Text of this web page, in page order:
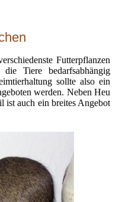
Futterpflanzen
Tiere bedarfsabhängig
sollte also ein
werden. Neben Heu
ist auch ein breites Angebot